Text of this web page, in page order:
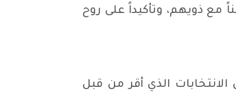
مع ذويهم، وتأكيداً على روح
الذي أقر من قبل